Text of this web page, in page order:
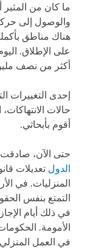
ما كان من المثير
والوصول إلى
هناك مناطق
على الإطلاق.
أكثر من نصف
إحدى التغييرات
حالات
أقوم بأبحاثي.
حتى الآن، صادقت
الدول تعديلات
المنزليات. في
التمتع بنفس
في ذلك أيام
الأمومة.
في العمل